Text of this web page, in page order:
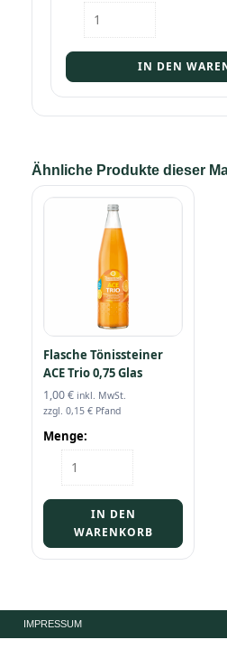
Kasten
Tönissteiner
12/0,75
Glas
Menge
IN DEN
Ähnliche Produkte dieser
Flasche Tönissteiner
ACE Trio 0,75 Glas
1,00€ inkl. MwSt.
zzgl. 0,15 € Pfand
Menge:
Flasche
Tönissteiner
0,75
Glas
IN DEN
WARENKORB
IMPRESSUM